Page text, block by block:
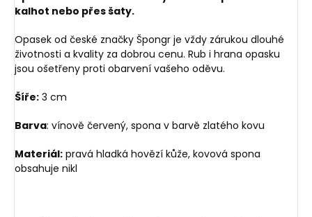
kalhot nebo přes šaty.
Opasek od české značky Špongr je vždy zárukou dlouhé
životnosti a kvality za dobrou cenu. Rub i hrana opasku
jsou ošetřeny proti obarvení vašeho oděvu.
Šíře: 3 cm
Barva: vínově červený, spona v barvě zlatého kovu
Materiál: pravá hladká hovězí kůže, kovová spona
obsahuje nikl